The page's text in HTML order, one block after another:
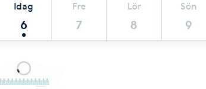
Idag
6
Fre
7
Lör
8
Sön
9